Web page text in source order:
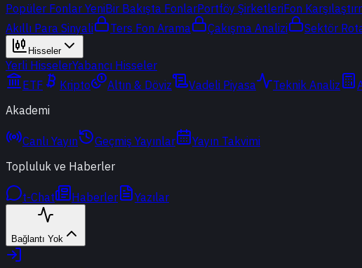
Popüler Fonlar YeniBir Bakışta FonlarPortföy ŞirketleriFon
Akıllı Para Sinyali
Ters Fon Arama Çakışma Analizi Sektör
Hisseler
Yerli HisselerYabancı Hisseler
ETF
Kripto Altın & Döviz Vadeli Piyasa Teknik Analiz
Akademi
Canlı Yayın Geçmiş Yayınlar
Yayın Takvimi
Topluluk ve Haberler
t-Chat Haberler Yazılar
Bağlantı Yok